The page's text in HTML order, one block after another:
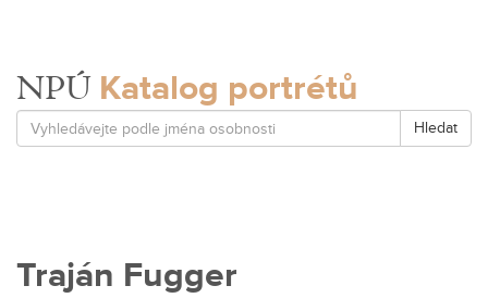
NPÚ Katalog portrétů
Hledat
Traján Fugger